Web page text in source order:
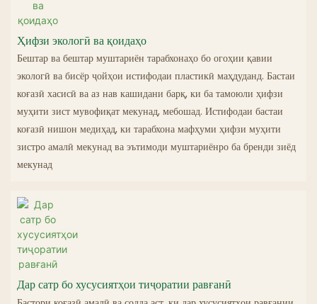
Ҳифзи экологӣ ва қоидаҳо
Бештар ва бештар муштариён тарабхонаҳо бо огоҳии қавии
экологӣ ва бисёр ҷойҳои истифодаи пластикӣ маҳдуданд. Бастаи
коғазӣ хасисӣ ва аз нав кашидани барқ, ки ба тамоюли ҳифзи
муҳити зист мувофиқат мекунад, мебошад. Истифодаи бастаи
коғазӣ нишон медиҳад, ки тарабхона мафҳуми ҳифзи муҳити
зистро амалӣ мекунад ва эътимоди муштариёнро ба бренди зиёд
мекунад
Дар сатр бо хусусиятҳои тиҷоратии равғанӣ